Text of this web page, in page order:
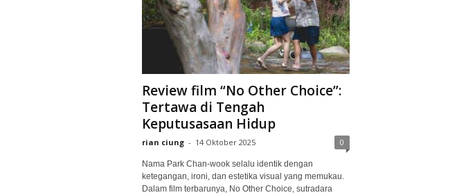
Review film “No Other Choice”:
Tertawa di Tengah
Keputusasaan Hidup
rian ciung - 14 Oktober 2025 0
Nama Park Chan-wook selalu identik dengan
ketegangan, ironi, dan estetika visual yang memukau.
Dalam film terbarunya, No Other Choice, sutradara